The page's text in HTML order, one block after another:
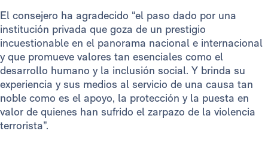
El consejero ha agradecido “el paso dado por una
institución privada que goza de un prestigio
incuestionable en el panorama nacional e internacional
y que promueve valores tan esenciales como el
desarrollo humano y la inclusión social. Y brinda su
experiencia y sus medios al servicio de una causa tan
noble como es el apoyo, la protección y la puesta en
valor de quienes han sufrido el zarpazo de la violencia
terrorista”.